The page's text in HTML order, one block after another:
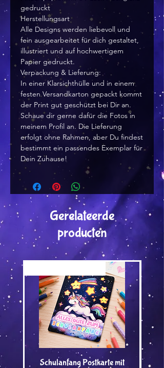
gedruckt
Herstellungsart
Alle Designs werden liebevoll und
fein ausgearbeitet für dich gestaltet,
illustriert und auf hochwertigem
Papier gedruckt.
Verpackung & Lieferung:
In einer Klarsichthülle und in einem
festen Versandkarton gepackt kommt
der Print gut geschützt bei Dir an.
Schaue dir gerne dafür die Fotos in
meinem Profil an. Die Lieferung
erfolgt ohne Rahmen, aber Du findest
bestimmt ein passendes Exemplar für
Dein Zuhause!
Gerelateerde
producten
Schulanfang Postkarte mit